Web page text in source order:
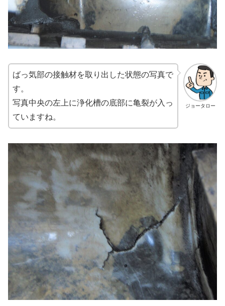
ジョータロー
ばっ気部の接触材を取り出した状態の写真で
す。
写真中央の左上に浄化槽の底部に亀裂が入っ
ていますね。